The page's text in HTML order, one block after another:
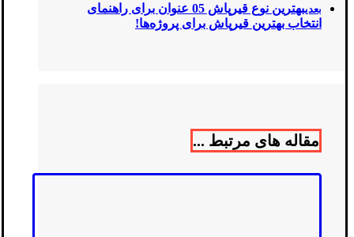
بعدی
بهترین نوع قیرپاش‌ 05 عنوان برای راهنمای
انتخاب بهترین قیرپاش برای پروژه‌ها!
مقاله های مرتبط ...